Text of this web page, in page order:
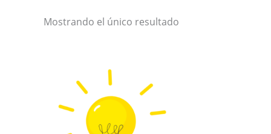
Mostrando el único resultado